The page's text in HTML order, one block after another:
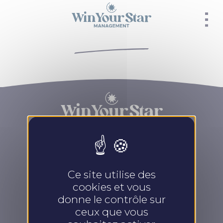
HEAD OFFICE
20 rue Aristide Briand
53200 CHATEAU-GONTIER
SUR MAYENNE
FRANCE
Ce site utilise des
cookies et vous
donne le contrôle sur
ceux que vous